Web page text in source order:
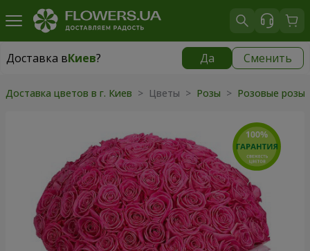
Доставка вКиев? Да Сменить
Доставка вКиев
Доставка цветов в г. Киев > Цветы > Розы > Розовые розы